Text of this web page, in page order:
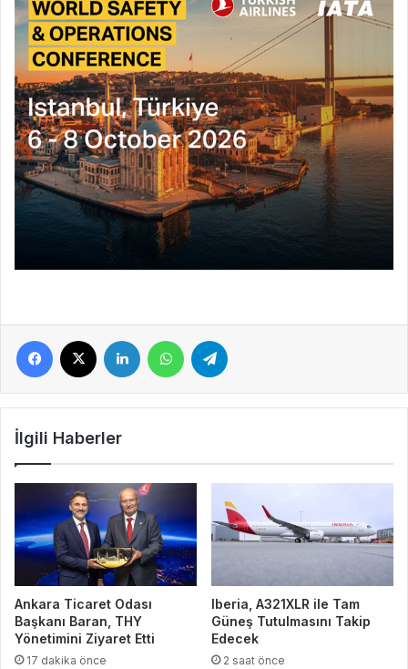
Facebook LinkedIn WhatsApp
İlgili Haberler
Ankara Ticaret Odası
Başkanı Baran, THY
Yönetimini Ziyaret Etti
17 dakika önce
Iberia, A321XLR ile Tam
Güneş Tutulmasını Takip
Edecek
2 saat önce